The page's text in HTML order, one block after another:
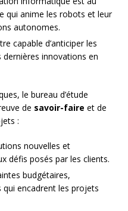
qui anime les robots et leur
autonomes.
capable d’anticiper les
dernières innovations en
le bureau d’étude
de savoir-faire et de
:
nouvelles et
défis posés par les clients.
budgétaires,
encadrent les projets